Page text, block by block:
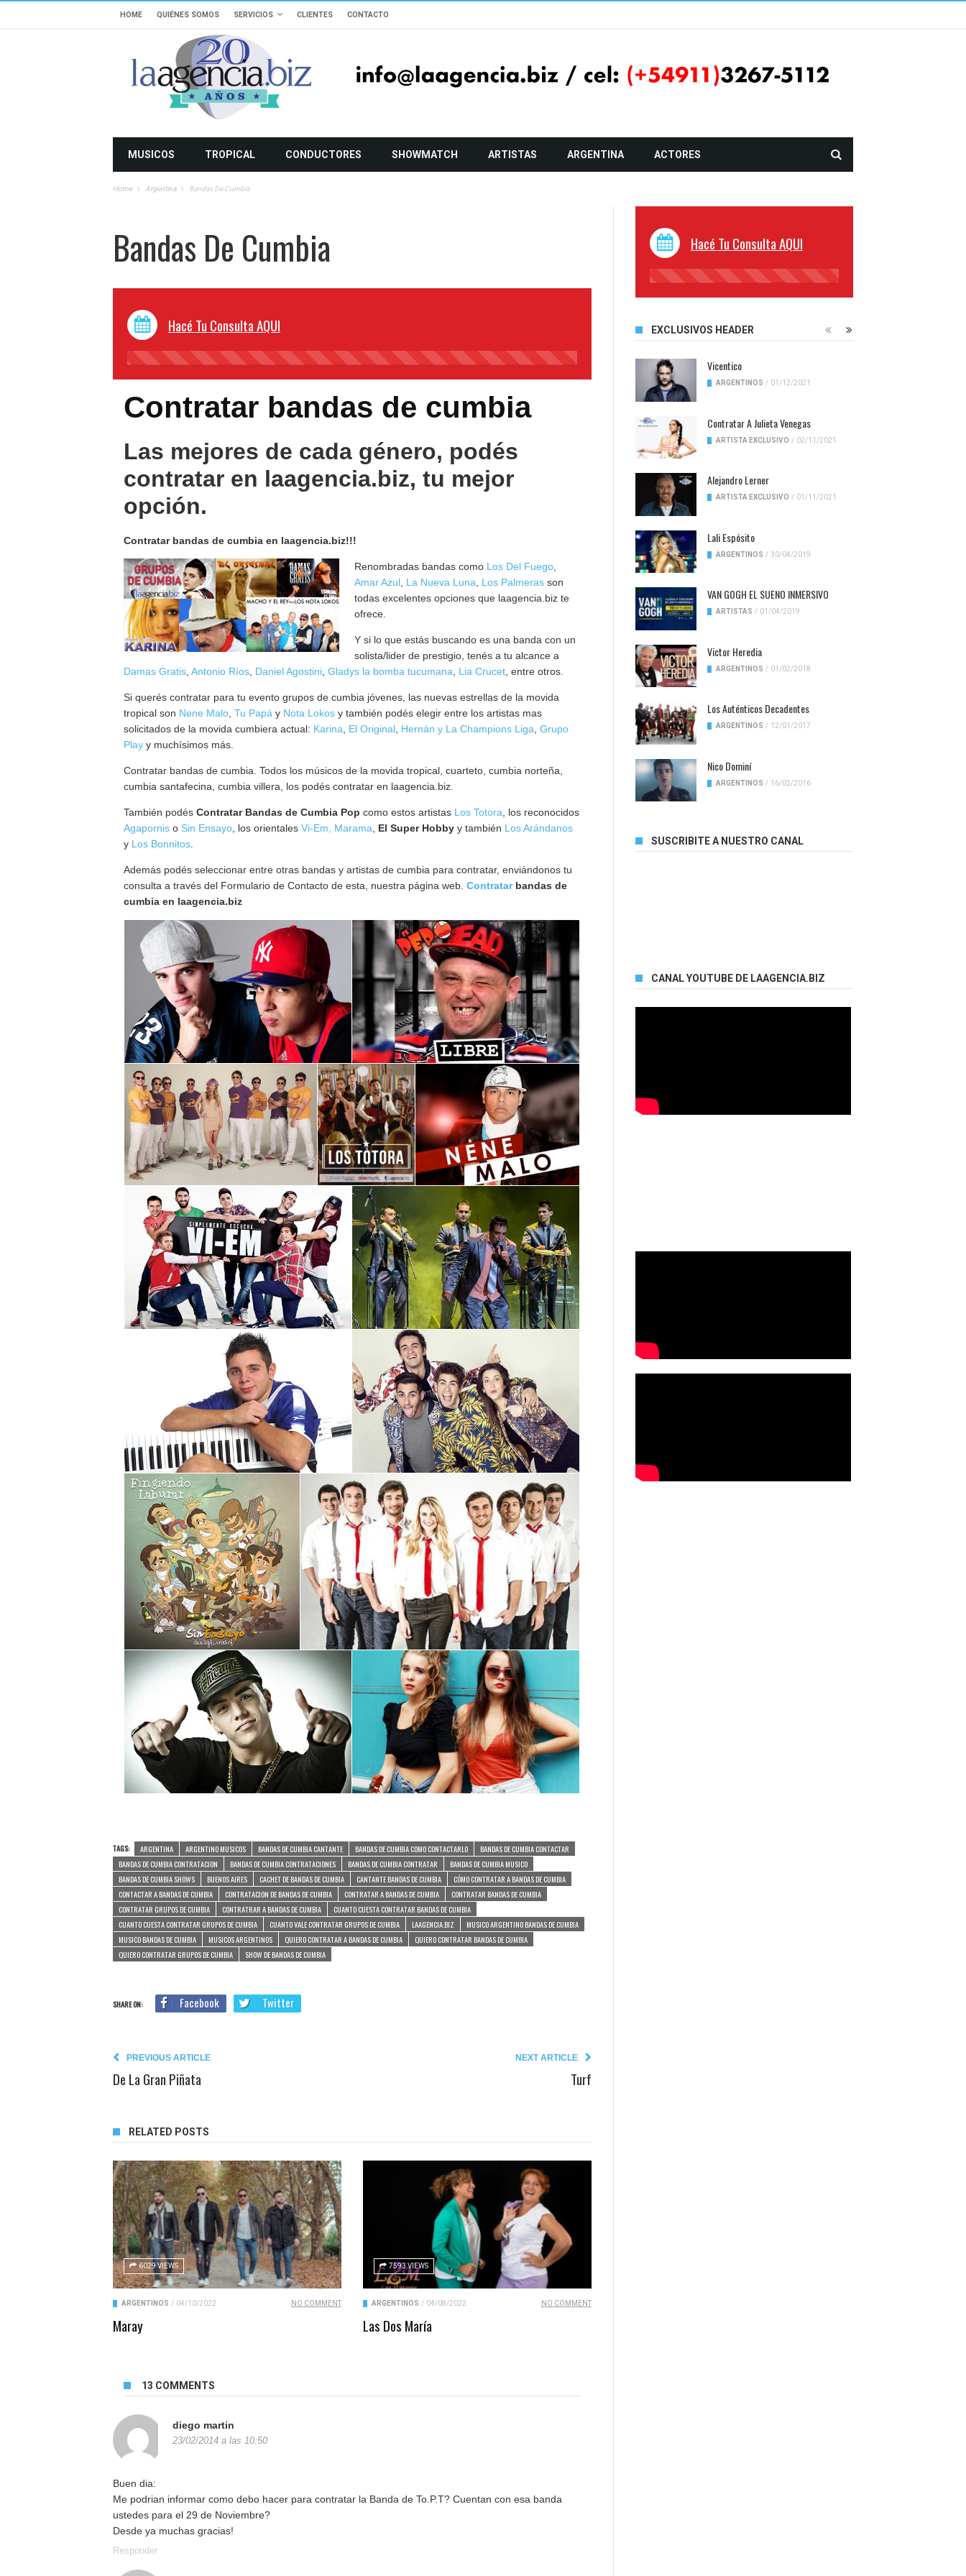
HOME QUIÉNES SOMOS SERVICIOS CLIENTES CONTACTO
MUSICOS TROPICAL CONDUCTORES SHOWMATCH ARTISTAS ARGENTINA ACTORES
Home Argentina Bandas De Cumbia
Bandas De Cumbia
Hacé Tu Consulta AQUI
45%
Contratar bandas de cumbia
Las mejores de cada género, podés
contratar en laagencia.biz, tu mejor
opción.
Contratar bandas de cumbia en laagencia.biz!!!
Renombradas bandas como Los Del Fuego
Amar Azul La Nueva Luna Los Palmeras son
todas excelentes opciones que laagencia.biz te
ofrece.
Y si lo que estás buscando es una banda con un
solista/lider de prestigio, tenés a tu alcance a
Damas Gratis Antonio Ríos Daniel Agostini Gladys la bomba tucumana Lia Crucet , entre otros.
Si querés contratar para tu evento grupos de cumbia jóvenes, las nuevas estrellas de la movida
tropical son Nene Malo Tu Papá y Nota Lokos y también podés elegir entre los artistas mas
solicitados de la movida cumbiera actual: Karina El Original Hernán y La Champions Liga Grupo
Play y muchísimos más.
Contratar bandas de cumbia. Todos los músicos de la movida tropical, cuarteto, cumbia norteña,
cumbia santafecina, cumbia villera, los podés contratar en laagencia.biz.
También podés Contratar Bandas de Cumbia Pop como estos artistas Los Totora , los reconocidos
Agapornis o Sin Ensayo , los orientales Vi-Em, Marama El Super Hobby y también Los Arándanos
y Los Bonnitos
Además podés seleccionar entre otras bandas y artistas de cumbia para contratar, enviándonos tu
consulta a través del Formulario de Contacto de esta, nuestra página web. Contratarbandas de
cumbia en laagencia.biz
TAGS: ARGENTINA ARGENTINO MUSICOS BANDAS DE CUMBIA CANTANTE BANDAS DE CUMBIA COMO CONTACTARLO
BANDAS DE CUMBIA CONTACTAR
BANDAS DE CUMBIA CONTRATACION
BANDAS DE CUMBIA CONTRATACIONES BANDAS DE CUMBIA CONTRATAR
BANDAS DE CUMBIA MUSICO
BANDAS DE CUMBIA SHOWS
BUENOS AIRES CACHET DE BANDAS DE CUMBIA CANTANTE BANDAS DE CUMBIA
CÓMO CONTRATAR A BANDAS DE CUMBIA
CONTACTAR A BANDAS DE CUMBIA
CONTRATACION DE BANDAS DE CUMBIA CONTRATAR A BANDAS DE CUMBIA
CONTRATAR BANDAS DE CUMBIA
CONTRATAR GRUPOS DE CUMBIA
CONTRATRAR A BANDAS DE CUMBIA
CUANTO CUESTA CONTRATAR BANDAS DE CUMBIA
CUANTO CUESTA CONTRATAR GRUPOS DE CUMBIA
CUANTO VALE CONTRATAR GRUPOS DE CUMBIA LAAGENCIA.BIZ
MUSICO ARGENTINO BANDAS DE CUMBIA
MUSICO BANDAS DE CUMBIA
MUSICOS ARGENTINOS QUIERO CONTRATAR A BANDAS DE CUMBIA
QUIERO CONTRATAR BANDAS DE CUMBIA
QUIERO CONTRATAR GRUPOS DE CUMBIA
SHOW DE BANDAS DE CUMBIA
SHARE ON: Facebook Twitter
PREVIOUS ARTICLE
De La Gran Piñata
NEXT ARTICLE
Turf
RELATED POSTS
6029 VIEWS
ARGENTINOS / 04/10/2022 NO COMMENT
Maray
7593 VIEWS
ARGENTINOS / 04/08/2022 NO COMMENT
Las Dos María
13 COMMENTS
diego martin
23/02/2014 a las 10:50
Buen dia:
Me podrian informar como debo hacer para contratar la Banda de To.P.T? Cuentan con esa banda
ustedes para el 29 de Noviembre?
Desde ya muchas gracias!
Responder
Hacé Tu Consulta AQUI
45%
EXCLUSIVOS HEADER
Vicentico
ARGENTINOS / 01/12/2021
Contratar A Julieta Venegas
ARTISTA EXCLUSIVO / 02/11/2021
Alejandro Lerner
ARTISTA EXCLUSIVO / 01/11/2021
Lali Espósito
ARGENTINOS / 30/04/2019
VAN GOGH EL SUENO INMERSIVO
ARTISTAS / 01/04/2019
Victor Heredia
ARGENTINOS / 01/02/2018
Los Auténticos Decadentes
ARGENTINOS / 12/01/2017
Nico Dominí
ARGENTINOS / 16/02/2016
SUSCRIBITE A NUESTRO CANAL
CANAL YOUTUBE DE LAAGENCIA.BIZ